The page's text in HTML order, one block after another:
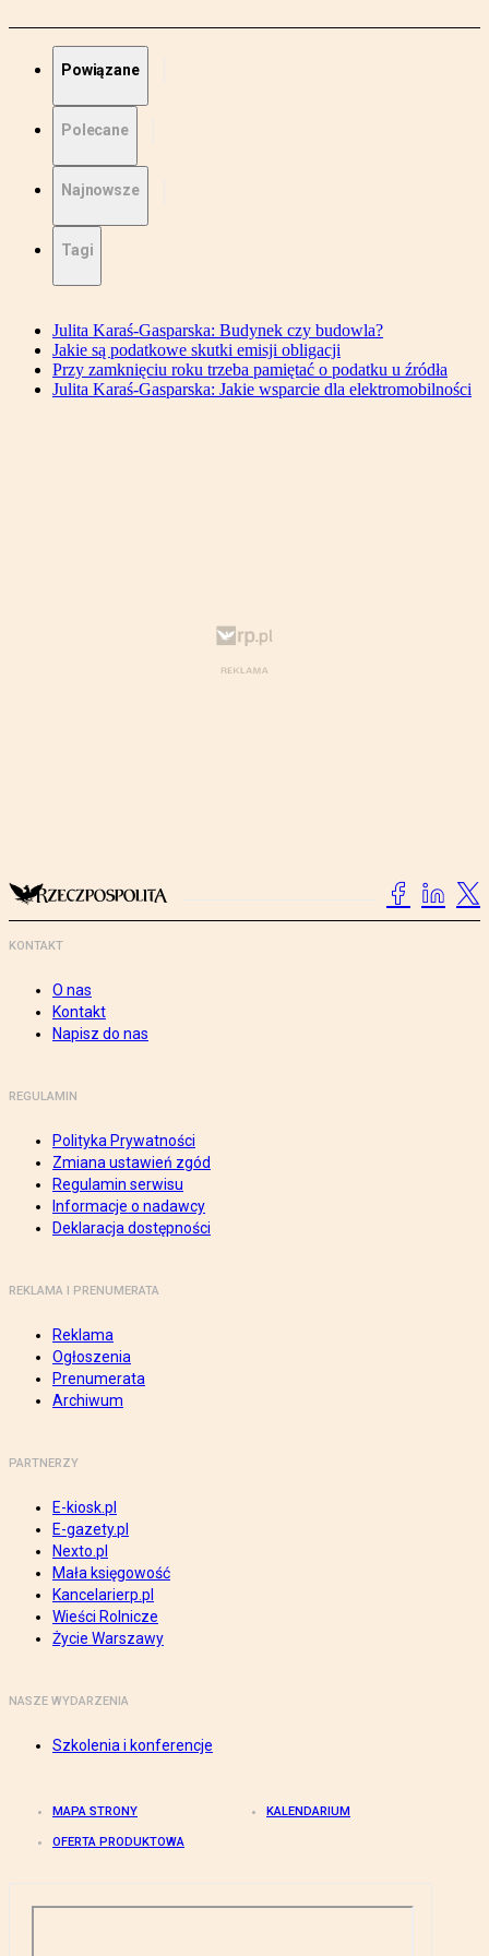
Powiązane
Polecane
Najnowsze
Tagi
Julita Karaś-Gasparska: Budynek czy budowla?
Jakie są podatkowe skutki emisji obligacji
Przy zamknięciu roku trzeba pamiętać o podatku u źródła
Julita Karaś-Gasparska: Jakie wsparcie dla elektromobilności
KONTAKT
O nas
Kontakt
Napisz do nas
REGULAMIN
Polityka Prywatności
Zmiana ustawień zgód
Regulamin serwisu
Informacje o nadawcy
Deklaracja dostępności
REKLAMA I PRENUMERATA
Reklama
Ogłoszenia
Prenumerata
Archiwum
PARTNERZY
E-kiosk.pl
E-gazety.pl
Nexto.pl
Mała księgowość
Kancelarierp.pl
Wieści Rolnicze
Życie Warszawy
NASZE WYDARZENIA
Szkolenia i konferencje
MAPA STRONY KALENDARIUM
OFERTA PRODUKTOWA